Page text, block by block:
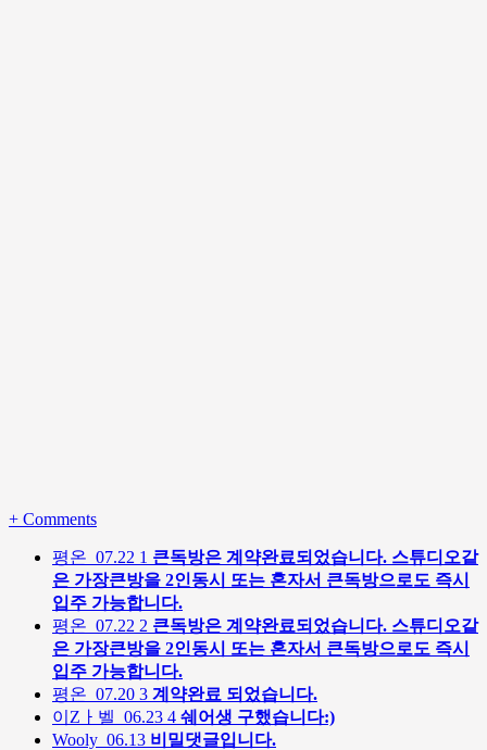
+ Comments
평온 07.22 1 큰독방은 계약완료되었습니다. 스튜디오같
은 가장큰방을 2인동시 또는 혼자서 큰독방으로도 즉시
입주 가능합니다.
평온 07.22 2 큰독방은 계약완료되었습니다. 스튜디오같
은 가장큰방을 2인동시 또는 혼자서 큰독방으로도 즉시
입주 가능합니다.
평온 07.20 3 계약완료 되었습니다.
이Zㅏ벨 06.23 4 쉐어생 구했습니다:)
Wooly 06.13 비밀댓글입니다.